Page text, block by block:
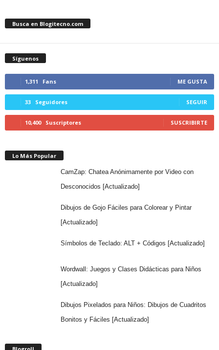
Busca en Blogitecno.com
Síguenos
1,311 Fans ME GUSTA
33 Seguidores SEGUIR
10,400 Suscriptores SUSCRIBIRTE
Lo Más Popular
CamZap: Chatea Anónimamente por Video con
Desconocidos [Actualizado]
Dibujos de Gojo Fáciles para Colorear y Pintar
[Actualizado]
Símbolos de Teclado: ALT + Códigos [Actualizado]
Wordwall: Juegos y Clases Didácticas para Niños
[Actualizado]
Dibujos Pixelados para Niños: Dibujos de Cuadritos
Bonitos y Fáciles [Actualizado]